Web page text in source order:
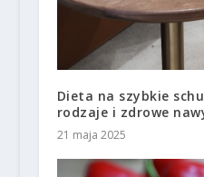
Dieta na szybkie
rodzaje i zdrowe
21 maja 2025